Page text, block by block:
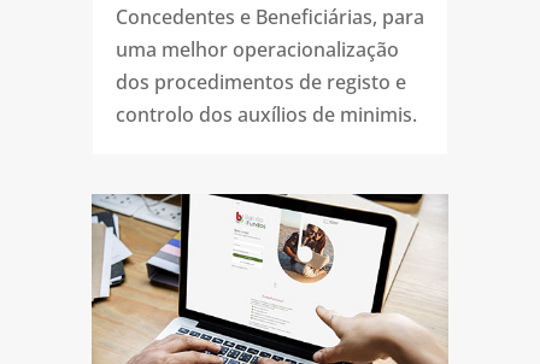
Concedentes e Beneficiárias, para
uma melhor operacionalização
dos procedimentos de registo e
controlo dos auxílios de minimis.